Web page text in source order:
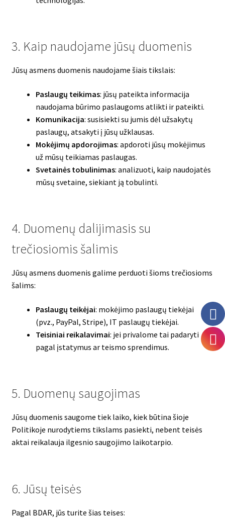
3. Kaip naudojame jūsų duomenis
Jūsų asmens duomenis naudojame šiais tikslais:
Paslaugų teikimas: jūsų pateikta informacija
naudojama būrimo paslaugoms atlikti ir pateikti.
Komunikacija: susisiekti su jumis dėl užsakytų
paslaugų, atsakyti į jūsų užklausas.
Mokėjimų apdorojimas: apdoroti jūsų mokėjimus
už mūsų teikiamas paslaugas.
Svetainės tobulinimas: analizuoti, kaip naudojatės
mūsų svetaine, siekiant ją tobulinti.
4. Duomenų dalijimasis su
trečiosiomis šalimis
Jūsų asmens duomenis galime perduoti šioms trečiosioms
šalims:
Paslaugų teikėjai: mokėjimo paslaugų tiekėjai
(pvz., PayPal, Stripe), IT paslaugų tiekėjai.
Teisiniai reikalavimai: jei privalome tai padaryti
pagal įstatymus ar teismo sprendimus.
5. Duomenų saugojimas
Jūsų duomenis saugome tiek laiko, kiek būtina šioje
Politikoje nurodytiems tikslams pasiekti, nebent teisės
aktai reikalauja ilgesnio saugojimo laikotarpio.
6. Jūsų teisės
Pagal BDAR, jūs turite šias teises: